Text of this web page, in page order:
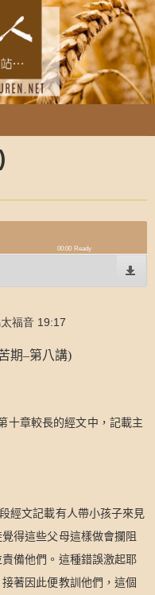
00:00 Ready
福音 19:17
期–第八講)
十章較長的經文中，記載主
段經文記載有人帶小孩子來見
得這些父母這樣做會攔阻
備他們。這種錯誤激起耶
著因此便教訓他們，這個